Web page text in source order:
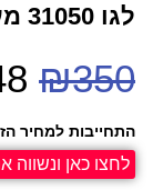
לגו 31050 מעדנייה
₪350
התחייבות למחיר
לחצו כאן ונשווה